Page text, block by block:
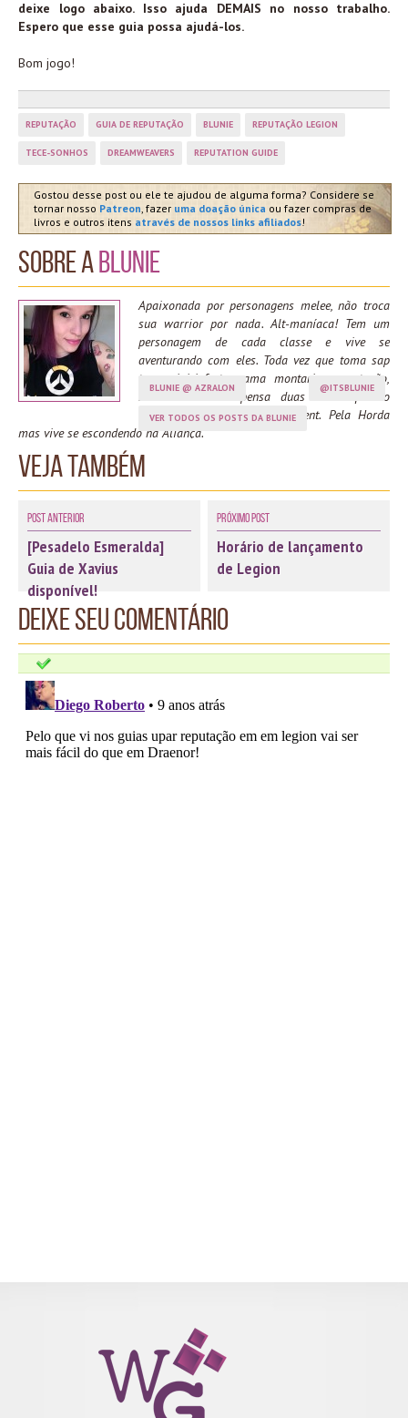
deixe logo abaixo. Isso ajuda DEMAIS no nosso trabalho.
Espero que esse guia possa ajudá-los.
Bom jogo!
REPUTAÇÃO GUIA DE REPUTAÇÃO BLUNIE REPUTAÇÃO LEGION
TECE-SONHOS DREAMWEAVERS REPUTATION GUIDE
Gostou desse post ou ele te ajudou de alguma forma? Considere se
tornar nosso Patreon, fazer uma doação única ou fazer compras de
livros e outros itens através de nossos links afiliados!
Sobre aBlunie
Apaixonada por personagens melee, não troca
sua warrior por nada. Alt-maníaca! Tem um
personagem de cada classe e vive se
aventurando com eles. Toda vez que toma sap
tem mini-infartos, ama montarias, reputação,
mascotes e não pensa duas vezes quando
chamam para fazer achievement. Pela Horda
mas vive se escondendo na Aliança.
BLUNIE @ AZRALON @ITSBLUNIE
VER TODOS OS POSTS DA BLUNIE
Veja também
Post Anterior
[Pesadelo Esmeralda]
Guia de Xavius
disponível!
Próximo Post
Horário de lançamento
de Legion
Deixe seu comentário